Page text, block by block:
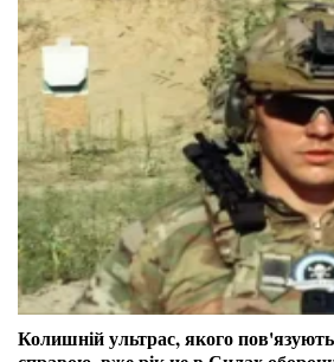
Колишній ультрас, якого